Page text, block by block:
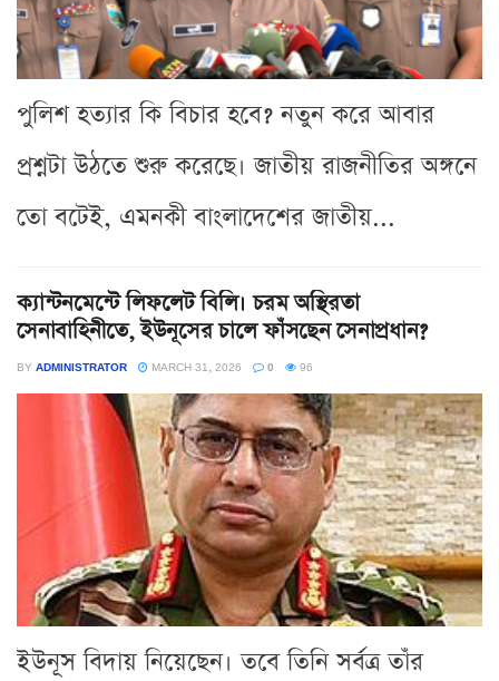
পুলিশ হত্যার কি বিচার হবে? নতুন করে আবার
প্রশ্নটা উঠতে শুরু করেছে। জাতীয় রাজনীতির অঙ্গনে
তো বটেই, এমনকী বাংলাদেশের জাতীয়...
ক্যান্টনমেন্টে লিফলেট বিলি। চরম অস্থিরতা
সেনাবাহিনীতে, ইউনূসের চালে ফাঁসছেন সেনাপ্রধান?
BY ADMINISTRATOR MARCH 31, 2026 0 96
ইউনূস বিদায় নিয়েছেন। তবে তিনি সর্বত্র তাঁর